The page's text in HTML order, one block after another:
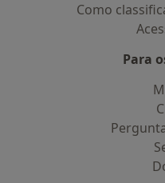
Como
Para